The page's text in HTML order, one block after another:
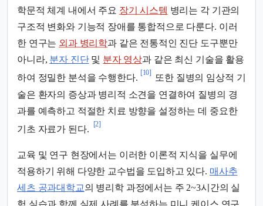
학문적 체계 내에서 주요 장기 시스템 병리는 각 기관의
구조적 변화와 기능적 장애를 통합적으로 다룬다. 이러
한 연구는 외과 병리학과 같은 전통적인 진단 도구뿐만
아니라, 분자 진단및 분자 영상과 같은 최신 기술을 활용
하여 정밀한 분석을 수행한다.
[10]
또한 질병의 임상적 기
술은 환자의 증상과 병리적 소견을 연결하여 질병의 경
과를 예측하고 적절한 치료 방향을 설정하는 데 중요한
기초 자료가 된다.
[2]
교육 및 연구 현장에서는 이러한 이론적 지식을 실무에
적용하기 위해 다양한 교수법을 도입하고 있다. 매사추
세츠 공과대학교의 병리학 과정에서는 주 2~3시간의 실
험 실습과 함께 실제 사례를 분석하는 미니 케이스 연구